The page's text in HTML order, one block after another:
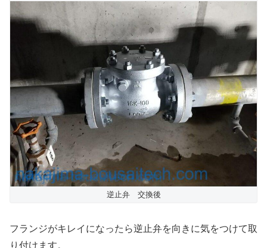
逆止弁 交換後
フランジがキレイになったら逆止弁を向きに気をつけて取
り付けます。